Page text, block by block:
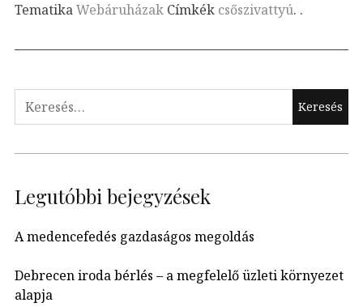
TematikaWebáruházak Címkék csőszivattyú. .
Keresés:
Legutóbbi bejegyzések
A medencefedés gazdaságos megoldás
Debrecen iroda bérlés – a megfelelő üzleti környezet
alapja